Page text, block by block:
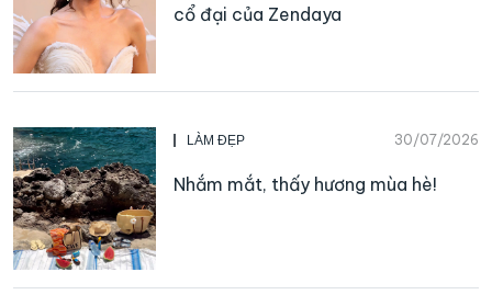
cổ đại của Zendaya
LÀM ĐẸP 30/07/2026
Nhắm mắt, thấy hương mùa hè!